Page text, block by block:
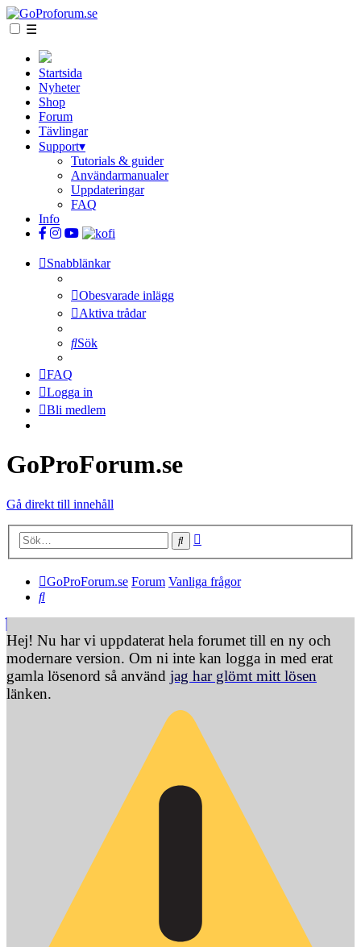
☰
Startsida
Nyheter
Shop
Forum
Tävlingar
Support▾
Tutorials & guider
Användarmanualer
Uppdateringar
FAQ
Info
Snabblänkar
Obesvarade inlägg
Aktiva trådar
Sök
FAQ
Logga in
Bli medlem
GoProForum.se
Gå direkt till innehåll
Sök
GoProForum.se Forum Vanliga frågor
Sök
Hej! Nu har vi uppdaterat hela forumet till en ny och
modernare version. Om ni inte kan logga in med erat
gamla lösenord så använd jag har glömt mitt lösen
länken.